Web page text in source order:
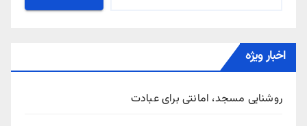
اخبار ویژه
روشنایی مسجد، امانتی برای عبادت